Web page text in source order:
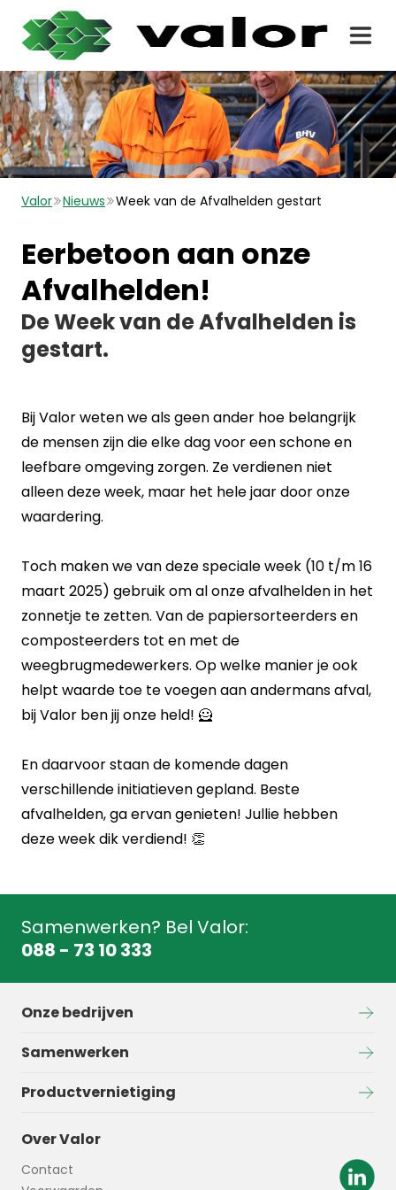
Valor Nieuws Week van de Afvalhelden gestart
Eerbetoon aan onze
Afvalhelden!
De Week van de Afvalhelden is
gestart.
Bij Valor weten we als geen ander hoe belangrijk
de mensen zijn die elke dag voor een schone en
leefbare omgeving zorgen. Ze verdienen niet
alleen deze week, maar het hele jaar door onze
waardering.
Toch maken we van deze speciale week (10 t/m 16
maart 2025) gebruik om al onze afvalhelden in het
zonnetje te zetten. Van de papiersorteerders en
composteerders tot en met de
weegbrugmedewerkers. Op welke manier je ook
helpt waarde toe te voegen aan andermans afval,
bij Valor ben jij onze held! 🦸
En daarvoor staan de komende dagen
verschillende initiatieven gepland. Beste
afvalhelden, ga ervan genieten! Jullie hebben
deze week dik verdiend! 👏
Samenwerken? Bel Valor:
088 - 73 10 333
Onze bedrijven
Samenwerken
Productvernietiging
Over Valor
Contact